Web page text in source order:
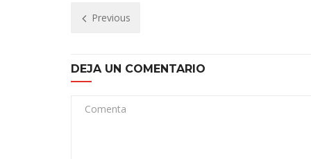
Previous
DEJA UN COMENTARIO
Comenta